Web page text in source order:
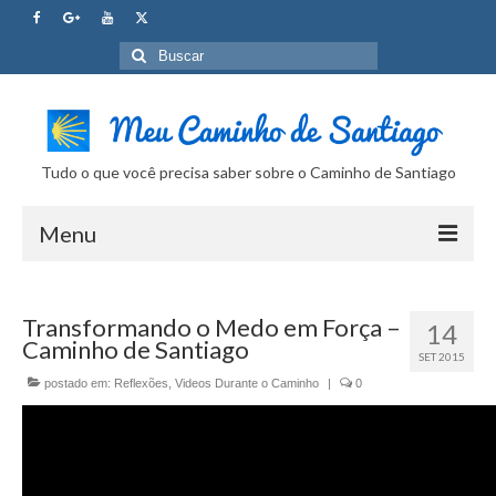
Buscar
por:
Tudo o que você precisa saber sobre o Caminho de Santiago
Menu
Tudo sobre o Caminho
Internet no Caminho
14
SET 2015
Transformando o Medo em Força –
Caminho de Santiago
postado em: Reflexões Videos Durante o Caminho | 0